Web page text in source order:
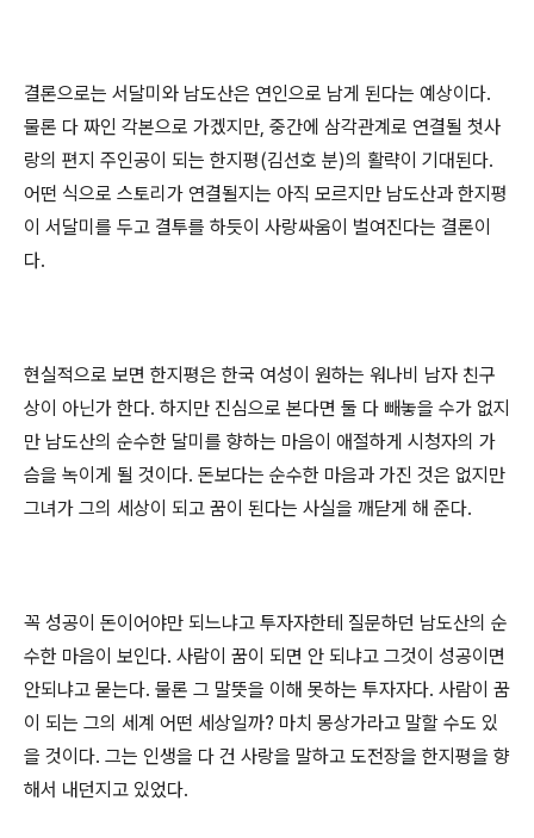
결론으로는 서달미와 남도산은 연인으로 남게 된다는 예상이다.
물론 다 짜인 각본으로 가겠지만, 중간에 삼각관계로 연결될 첫사
랑의 편지 주인공이 되는 한지평(김선호 분)의 활략이 기대된다.
어떤 식으로 스토리가 연결될지는 아직 모르지만 남도산과 한지평
이 서달미를 두고 결투를 하듯이 사랑싸움이 벌여진다는 결론이
다.
현실적으로 보면 한지평은 한국 여성이 원하는 워나비 남자 친구
상이 아닌가 한다. 하지만 진심으로 본다면 둘 다 빼놓을 수가 없지
만 남도산의 순수한 달미를 향하는 마음이 애절하게 시청자의 가
슴을 녹이게 될 것이다. 돈보다는 순수한 마음과 가진 것은 없지만
그녀가 그의 세상이 되고 꿈이 된다는 사실을 깨닫게 해 준다.
꼭 성공이 돈이어야만 되느냐고 투자자한테 질문하던 남도산의 순
수한 마음이 보인다. 사람이 꿈이 되면 안 되냐고 그것이 성공이면
안되냐고 묻는다. 물론 그 말뜻을 이해 못하는 투자자다. 사람이 꿈
이 되는 그의 세계 어떤 세상일까? 마치 몽상가라고 말할 수도 있
을 것이다. 그는 인생을 다 건 사랑을 말하고 도전장을 한지평을 향
해서 내던지고 있었다.